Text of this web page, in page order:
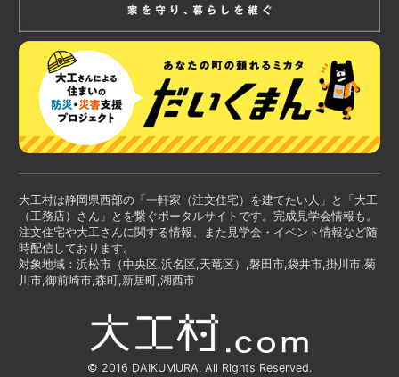
大工村は静岡県西部の「一軒家（注文住宅）を建てたい人」と「大工
（工務店）さん」とを繋ぐポータルサイトです。完成見学会情報も。
注文住宅や大工さんに関する情報、また見学会・イベント情報など随
時配信しております。
対象地域：浜松市（中央区,浜名区,天竜区）,磐田市,袋井市,掛川市,菊
川市,御前崎市,森町,新居町,湖西市
© 2016 DAIKUMURA. All Rights Reserved.